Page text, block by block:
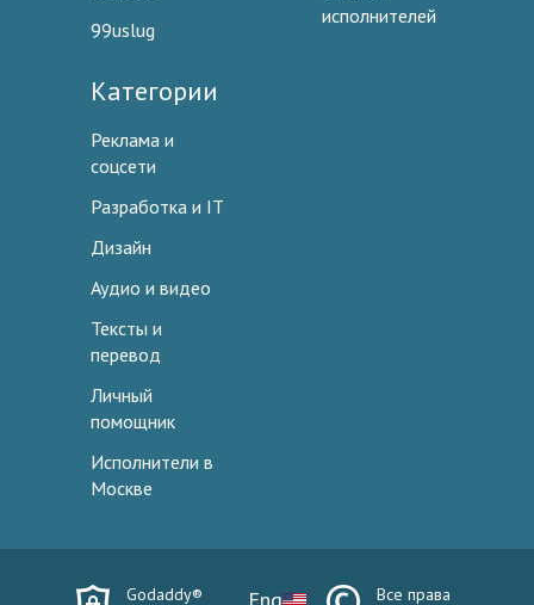
99uslug
исполнителей
Категории
Реклама и
соцсети
Разработка и IT
Дизайн
Аудио и видео
Тексты и
перевод
Личный
помощник
Исполнители в
Москве
Godaddy®
Все права